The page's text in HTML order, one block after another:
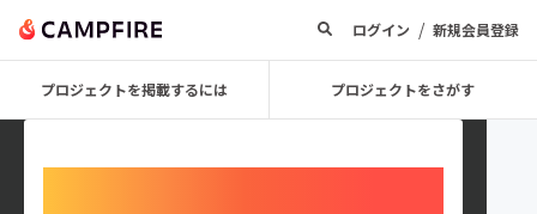
ログイン / 新規会員登録
プロジェクトを掲載するには プロジェクトをさがす